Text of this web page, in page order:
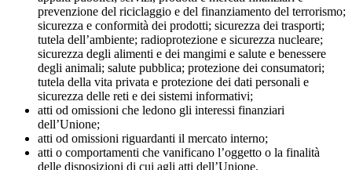
prevenzione del riciclaggio e del finanziamento del terrorismo;
sicurezza e conformità dei prodotti; sicurezza dei trasporti;
tutela dell’ambiente; radioprotezione e sicurezza nucleare;
sicurezza degli alimenti e dei mangimi e salute e benessere
degli animali; salute pubblica; protezione dei consumatori;
tutela della vita privata e protezione dei dati personali e
sicurezza delle reti e dei sistemi informativi;
atti od omissioni che ledono gli interessi finanziari
dell’Unione;
atti od omissioni riguardanti il mercato interno;
atti o comportamenti che vanificano l’oggetto o la finalità
delle disposizioni di cui agli atti dell’Unione.